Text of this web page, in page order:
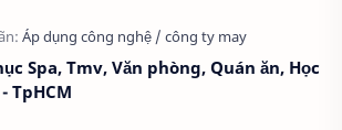
Spa, Tmv, Văn phòng, Quán ăn, Học
TpHCM